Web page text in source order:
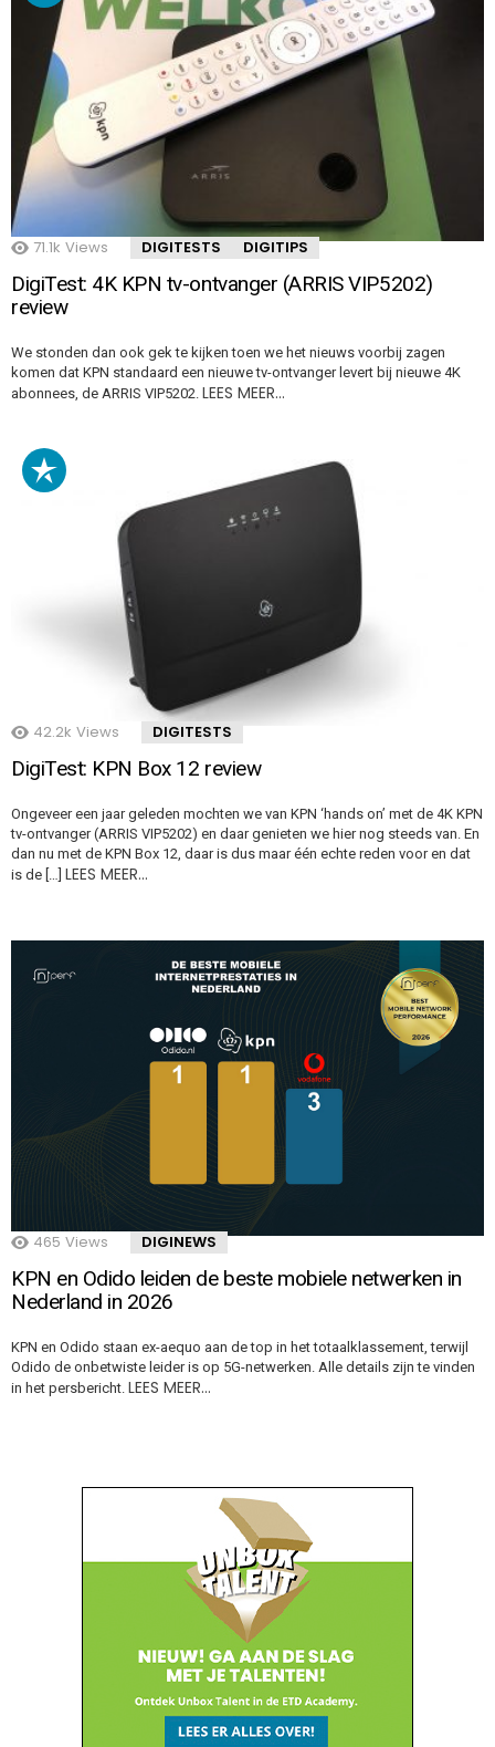
71.1k Views DIGITESTS DIGITIPS
DigiTest: 4K KPN tv-ontvanger (ARRIS VIP5202)
review
We stonden dan ook gek te kijken toen we het nieuws voorbij zagen
komen dat KPN standaard een nieuwe tv-ontvanger levert bij nieuwe 4K
abonnees, de ARRIS VIP5202. LEES MEER…
42.2k Views DIGITESTS
DigiTest: KPN Box 12 review
Ongeveer een jaar geleden mochten we van KPN ‘hands on’ met de 4K KPN
tv-ontvanger (ARRIS VIP5202) en daar genieten we hier nog steeds van. En
dan nu met de KPN Box 12, daar is dus maar één echte reden voor en dat
is de […] LEES MEER…
465 Views DIGINEWS
KPN en Odido leiden de beste mobiele netwerken in
Nederland in 2026
KPN en Odido staan ex-aequo aan de top in het totaalklassement, terwijl
Odido de onbetwiste leider is op 5G-netwerken. Alle details zijn te vinden
in het persbericht. LEES MEER…